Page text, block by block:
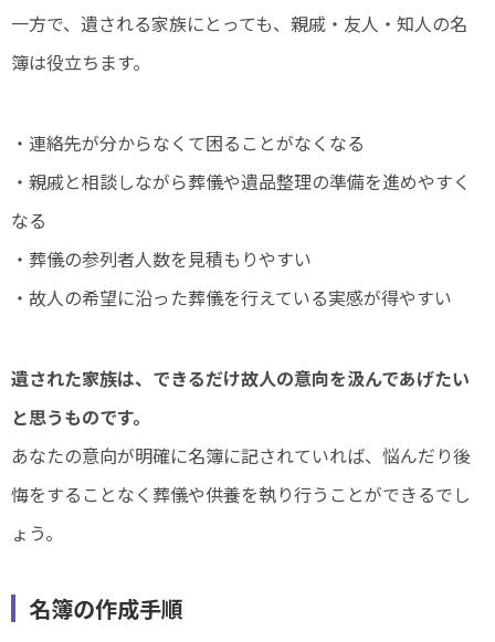
一方で、遺される家族にとっても、親戚・友人・知人の名
簿は役立ちます。
・連絡先が分からなくて困ることがなくなる
・親戚と相談しながら葬儀や遺品整理の準備を進めやすく
なる
・葬儀の参列者人数を見積もりやすい
・故人の希望に沿った葬儀を行えている実感が得やすい
遺された家族は、できるだけ故人の意向を汲んであげたい
と思うものです。
あなたの意向が明確に名簿に記されていれば、悩んだり後
悔をすることなく葬儀や供養を執り行うことができるでし
ょう。
名簿の作成手順